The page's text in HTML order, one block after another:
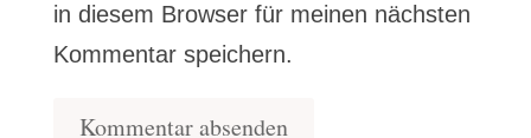
in diesem Browser für meinen nächsten
Kommentar speichern.